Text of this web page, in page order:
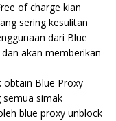
of charge kian
sering kesulitan
dari Blue
akan memberikan
obtain Blue Proxy
semua simak
blue proxy unblock